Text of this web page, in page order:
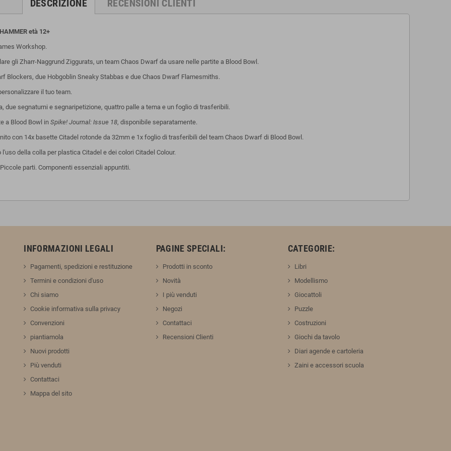
DESCRIZIONE RECENSIONI CLIENTI
età 12+
Workshop.
gli Zharr-Naggrund Ziggurats, un team Chaos Dwarf da usare nelle partite a Blood Bowl.
Blockers, due Hobgoblin Sneaky Stabbas e due Chaos Dwarf Flamesmiths.
il tuo team.
due segnaturni e segnaripetizione, quattro palle a tema e un foglio di trasferibili.
a Blood Bowl in Spike! Journal: Issue 18, disponibile separatamente.
con 14x basette Citadel rotonde da 32mm e 1x foglio di trasferibili del team Chaos Dwarf di Blood Bowl.
della colla per plastica Citadel e dei colori Citadel Colour.
parti. Componenti essenziali appuntiti.
INFORMAZIONI LEGALI
Pagamenti, spedizioni e restituzione
Termini e condizioni d'uso
Chi siamo
Cookie informativa sulla privacy
Convenzioni
piantiamola
Nuovi prodotti
Più venduti
Contattaci
Mappa del sito
PAGINE SPECIALI:
Prodotti in sconto
Novità
I più venduti
Negozi
Contattaci
Recensioni Clienti
CATEGORIE:
Libri
Modellismo
Giocattoli
Puzzle
Costruzioni
Giochi da tavolo
Diari agende e cartoleria
Zaini e accessori scuola